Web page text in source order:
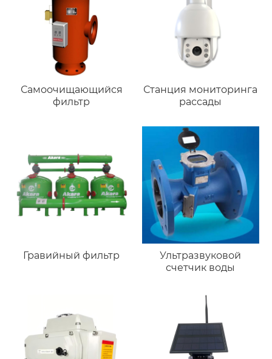
Самоочищающийся
фильтр
Станция мониторинга
рассады
Гравийный фильтр
Ультразвуковой
счетчик воды